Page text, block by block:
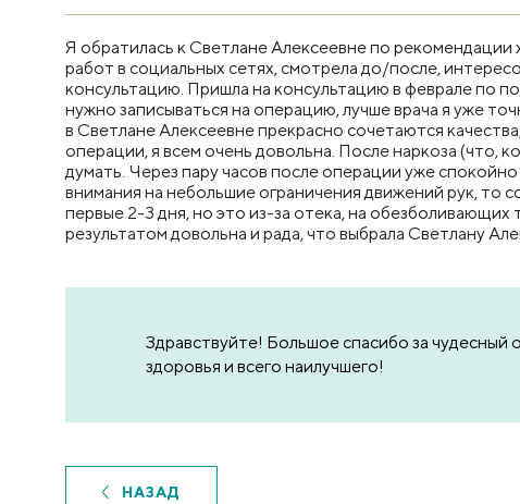
Я обратилась к Светлане Алексеевне по
работ в социальных сетях, смотрела до/после,
консультацию. Пришла на консультацию в феврале по
нужно записываться на операцию, лучше врача я уже
в Светлане Алексеевне прекрасно сочетаются
операции, я всем очень довольна. После наркоза (что,
думать. Через пару часов после операции уже
внимания на небольшие ограничения движений рук, то
первые 2-3 дня, но это из-за отека, на обезболивающих
результатом довольна и рада, что выбрала Светлану
Здравствуйте! Большое спасибо за
здоровья и всего наилучшего!
НАЗАД